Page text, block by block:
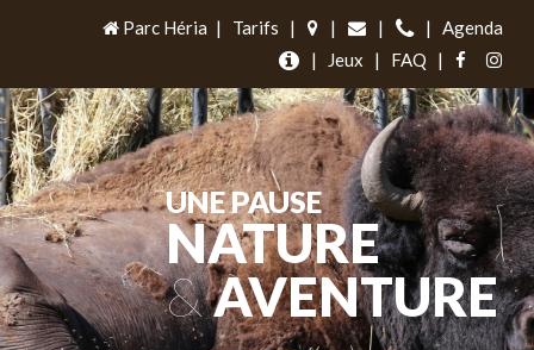
Parc Héria | Tarifs | | | |
Agenda
|
Jeux | FAQ |
UNE PAUSE
NATURE
&AVENTURE